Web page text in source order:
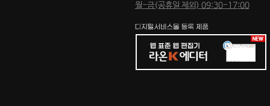
월-금(공휴일 제외) 09:30-17:00